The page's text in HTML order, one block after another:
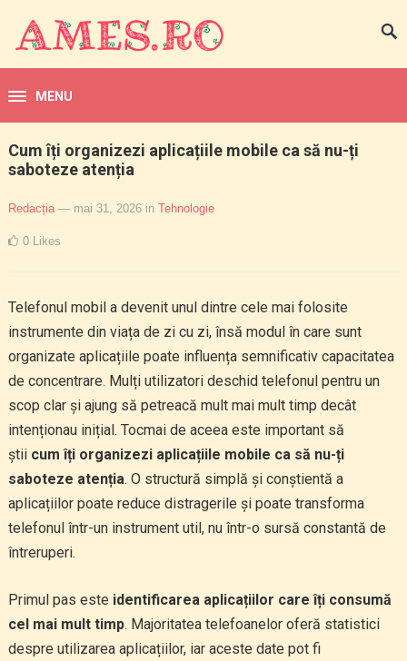
MENU
Cum îți organizezi aplicațiile mobile ca să nu-ți
saboteze atenția
Redacția — mai 31, 2026 in Tehnologie
0 Likes
Telefonul mobil a devenit unul dintre cele mai folosite
instrumente din viața de zi cu zi, însă modul în care sunt
organizate aplicațiile poate influența semnificativ capacitatea
de concentrare. Mulți utilizatori deschid telefonul pentru un
scop clar și ajung să petreacă mult mai mult timp decât
intenționau inițial. Tocmai de aceea este important să
știi cum îți organizezi aplicațiile mobile ca să nu-ți
saboteze atenția. O structură simplă și conștientă a
aplicațiilor poate reduce distragerile și poate transforma
telefonul într-un instrument util, nu într-o sursă constantă de
întreruperi.
Primul pas este identificarea aplicațiilor care îți consumă
cel mai mult timp. Majoritatea telefoanelor oferă statistici
despre utilizarea aplicațiilor, iar aceste date pot fi